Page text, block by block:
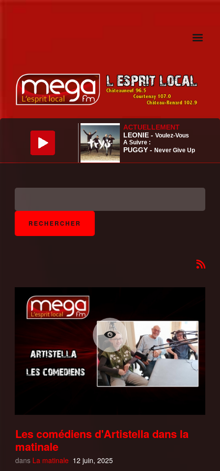
Les comédiens d'Artistella dans la
matinale
dans La matinale 12 juin, 2025